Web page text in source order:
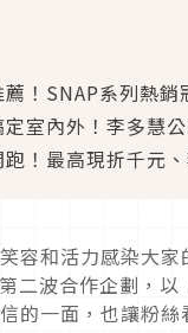
！SNAP系列熱銷
室內外！李多慧
！最高現折千元
容和活力感染大
二波合作企劃，
的一面，也讓粉絲